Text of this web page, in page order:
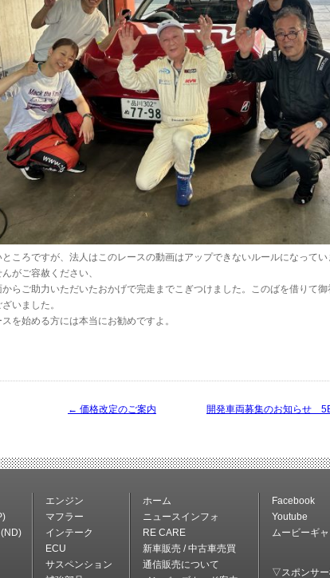
ころですが、法人はこのレースの動画はアップできないルールになってい
がご容赦ください、
らご助力いただいたおかげで完走までこぎつけました。このばを借りて御
いました。
を始める方には本当にお勧めですよ。
← 価格改定のご案内 開発車両募集のお知らせ
エンジン
マフラー
インテーク
ECU
サスペンション
ホーム
ニュースインフォ
RE CARE
新車販売 / 中古車売買
通信販売について
Facebook
Youtube
ムービーギ
▽スポンサー